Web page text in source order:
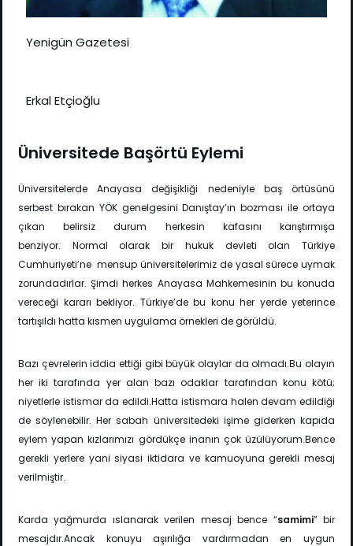
Yenigün Gazetesi
Erkal Etçioğlu
Üniversitede Başörtü Eylemi
Üniversitelerde Anayasa değişikliği nedeniyle baş örtüsünü
serbest bırakan YÖK genelgesini Danıştay’ın bozması ile ortaya
çıkan belirsiz durum herkesin kafasını karıştırmışa
benziyor. Normal olarak bir hukuk devleti olan Türkiye
Cumhuriyeti’ne mensup üniversitelerimiz de yasal sürece uymak
zorundadırlar. Şimdi herkes Anayasa Mahkemesinin bu konuda
vereceği kararı bekliyor. Türkiye’de bu konu her yerde yeterince
tartışıldı hatta kısmen uygulama örnekleri de görüldü.
Bazı çevrelerin iddia ettiği gibi büyük olaylar da olmadı.Bu olayın
her iki tarafında yer alan bazı odaklar tarafından konu kötü;
niyetlerle istismar da edildi.Hatta istismara halen devam edildiği
de söylenebilir.Her sabah üniversitedeki işime giderken kapıda
eylem yapan kızlarımızı gördükçe inanın çok üzülüyorum.Bence
gerekli yerlere yani siyasi iktidara ve kamuoyuna gerekli mesaj
verilmiştir.
Karda yağmurda ıslanarak verilen mesaj bence “samimi” bir
mesajdır.Ancak konuyu aşırılığa vardırmadan en uygun